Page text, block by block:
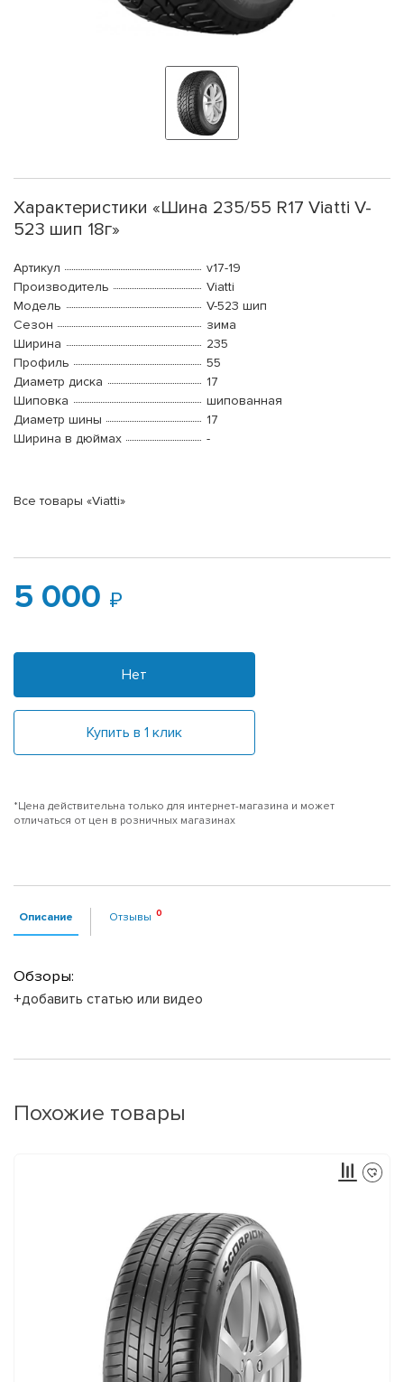
Характеристики «Шина 235/55 R17 Viatti V-
523 шип 18г»
Артикул
v17-19
Производитель
Viatti
Модель
V-523 шип
Сезон
зима
Ширина
235
Профиль
55
Диаметр диска
17
Шиповка
шипованная
Диаметр шины
17
Ширина в дюймах
-
Все товары «Viatti»
5 000
Нет
Купить в 1 клик
*Цена действительна только для интернет-магазина и может
отличаться от цен в розничных магазинах
Описание Отзывы
Обзоры:
+добавить статью или видео
Похожие товары